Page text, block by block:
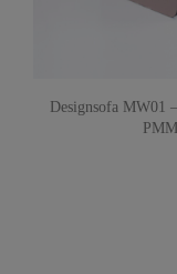
Designsofa MW01